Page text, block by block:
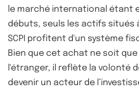
le marché international étant
débuts, seuls les actifs situés
SCPI profitent d'un système
Bien que cet achat ne soit que
l'étranger, il reflète la volonté
devenir un acteur de